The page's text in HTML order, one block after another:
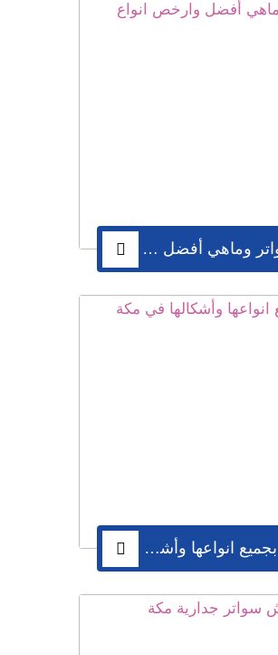
للحوش، ويمكن تنسيقه مع تصميم الديكور الخارجي للمنزل. سواتر خشبية شرائح لوفر · 2 - سواتر خشبية مجدول افقي و مجدولة · 3 - سواتر حديد ابجور شرائح ·
اسعار السواتر سواتر
سعر متر السواتر وماهي أفضل وارخص انواع السواتر بمكة
تركيب سواتر بجميع انواعها وأشكالها في مكة